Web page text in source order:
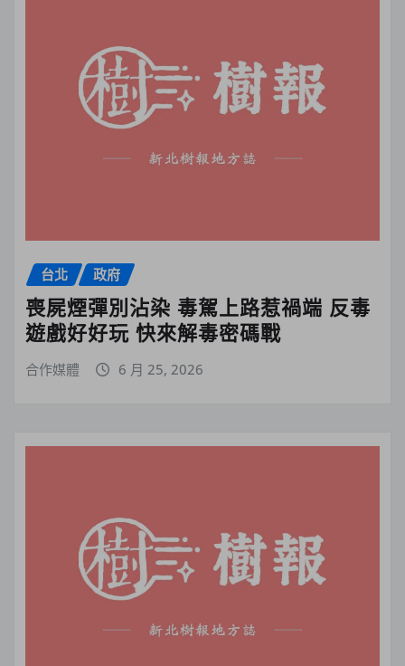
台北 政府
喪屍煙彈別沾染 毒駕上路惹禍端 反毒
遊戲好好玩 快來解毒密碼戰
合作媒體 6 月 25, 2026